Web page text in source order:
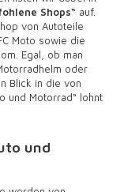
Shops“ auf.
von Autoteile
Moto sowie die
Egal, ob man
oder
Blick in die von
und Motorrad“ lohnt
und